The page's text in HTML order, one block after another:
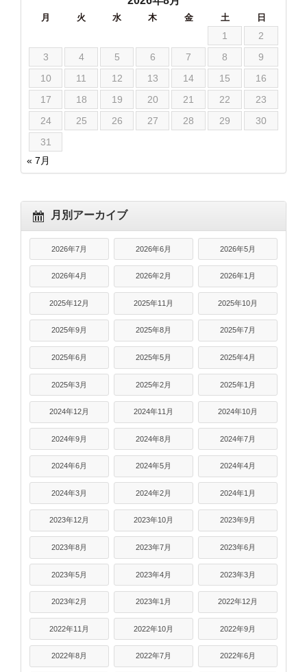
月 火 水 木 金 土 日
1
2
3
4 5 6 7 8
9
10
11 12 13 14 15
16
17
18 19 20 21 22
23
24
25 26 27 28 29
30
31
« 7月
月別アーカイブ
2026年7月 2026年6月 2026年5月
2026年4月 2026年2月 2026年1月
2025年12月 2025年11月 2025年10月
2025年9月 2025年8月 2025年7月
2025年6月 2025年5月 2025年4月
2025年3月 2025年2月 2025年1月
2024年12月 2024年11月 2024年10月
2024年9月 2024年8月 2024年7月
2024年6月 2024年5月 2024年4月
2024年3月 2024年2月 2024年1月
2023年12月 2023年10月 2023年9月
2023年8月 2023年7月 2023年6月
2023年5月 2023年4月 2023年3月
2023年2月 2023年1月 2022年12月
2022年11月 2022年10月 2022年9月
2022年8月 2022年7月 2022年6月